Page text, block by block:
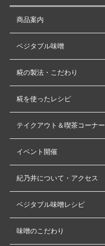
商品案内
ベジタブル味噌
糀の製法・こだわり
糀を使ったレシピ
テイクアウト＆喫茶コーナー
イベント開催
紀乃井について・アクセス
ベジタブル味噌レシピ
味噌のこだわり